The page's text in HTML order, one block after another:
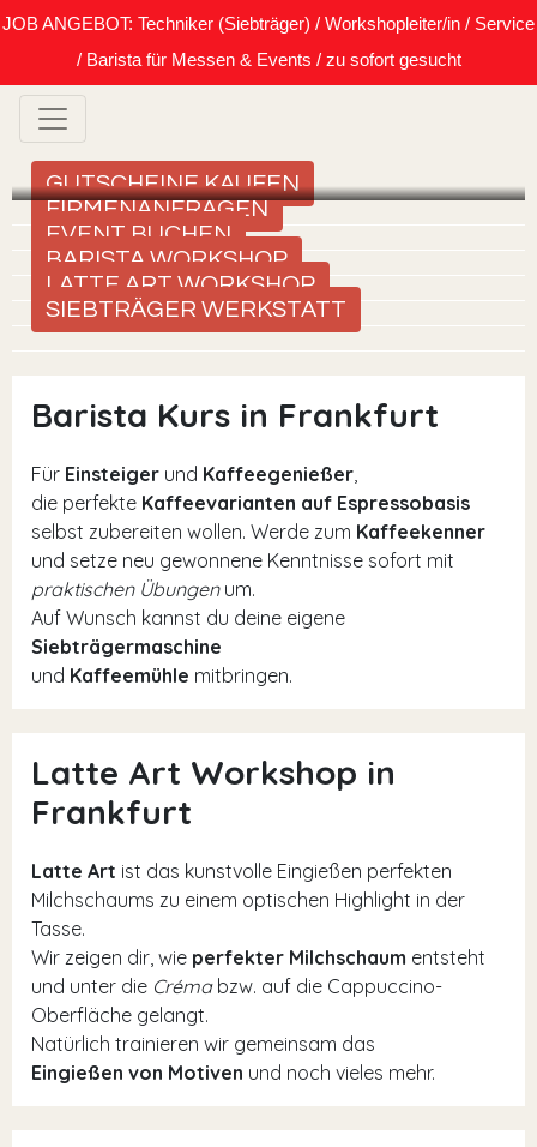
JOB ANGEBOT: Techniker (Siebträger) / Workshopleiter/in / Service
/ Barista für Messen & Events / zu sofort gesucht
GUTSCHEINE KAUFEN
FIRMENANFRAGEN
EVENT BUCHEN
BARISTA WORKSHOP
LATTE ART WORKSHOP
SIEBTRÄGER WERKSTATT
Barista Kurs in Frankfurt
Für Einsteiger und Kaffeegenießer,
die perfekte Kaffeevarianten auf Espressobasis
selbst zubereiten wollen. Werde zum Kaffeekenner
und setze neu gewonnene Kenntnisse sofort mit
praktischen Übungenum.
Auf Wunsch kannst du deine eigene
Siebträgermaschine
und Kaffeemühle mitbringen.
Latte Art Workshop in
Frankfurt
Latte Art ist das kunstvolle Eingießen perfekten
Milchschaums zu einem optischen Highlight in der
Tasse.
Wir zeigen dir, wie perfekter Milchschaum entsteht
und unter die Crémabzw. auf die Cappuccino-
Oberfläche gelangt.
Natürlich trainieren wir gemeinsam das
Eingießen von Motiven und noch vieles mehr.